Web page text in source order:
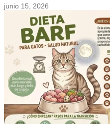
junio 15, 2026